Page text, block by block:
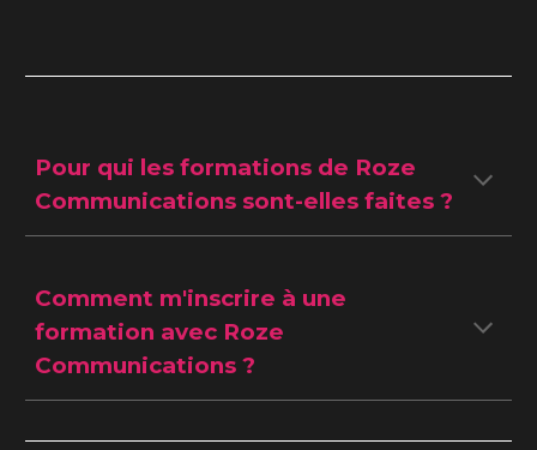
Pour qui les formations de Roze
Communications sont-elles faites ?
Comment m'inscrire à une
formation avec Roze
Communications ?